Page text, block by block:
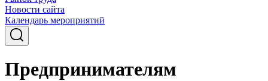
Новости сайта
Календарь мероприятий
Предпринимателям